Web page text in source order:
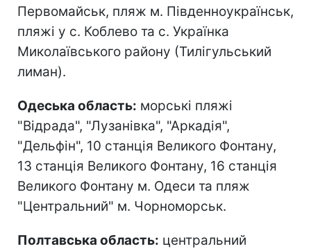
Первомайськ, пляж м. Південноукраїнськ,
пляжі у с. Коблево та с. Українка
Миколаївського району (Тилігульський
лиман).
Одеська область: морські пляжі
"Відрада", "Лузанівка", "Аркадія",
"Дельфін", 10 станція Великого Фонтану,
13 станція Великого Фонтану, 16 станція
Великого Фонтану м. Одеси та пляж
"Центральний" м. Чорноморськ.
Полтавська область: центральний